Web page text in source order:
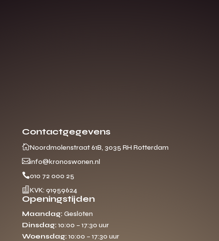
Contactgegevens
Noordmolenstraat 61B, 3035 RH Rotterdam
info@kronoswonen.nl
010 72 000 25
 KVK: 91959624
Openingstijden
Maandag: Gesloten
Dinsdag: 10:00 – 17:30 uur
Woensdag: 10:00 – 17:30 uur